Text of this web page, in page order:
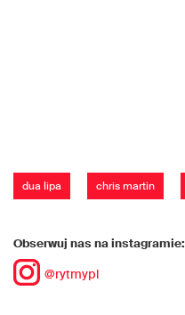
dua lipa chris martin
Obserwuj nas na instagramie:
@rytmypl